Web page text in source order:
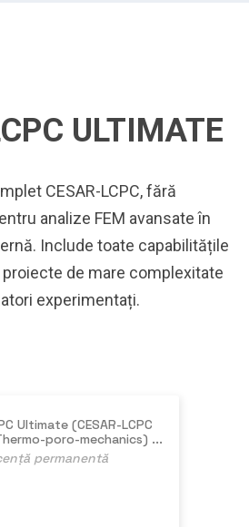
ULTIMATE
CESAR-LCPC, fără
analize FEM avansate în
Include toate capabilitățile
de mare complexitate
experimentați.
Ultimate (CESAR-LCPC
poro-mechanics) ...
permanentă